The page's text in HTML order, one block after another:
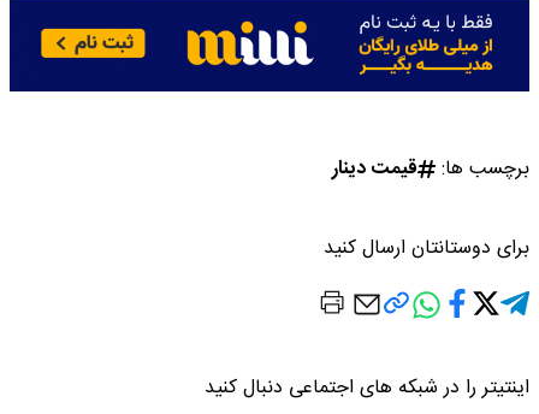
برچسب ها: قیمت دینار
برای دوستانتان ارسال کنید
اینتیتر را در شبکه های اجتماعی دنبال کنید